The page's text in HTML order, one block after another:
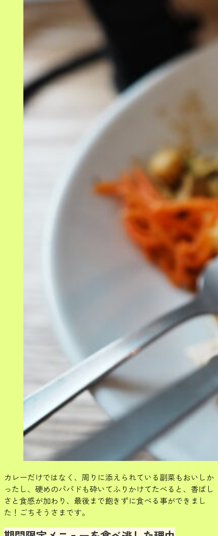
カレーだけではなく、周りに添えられている副菜もおいしか
ったし、硬めのパパドも砕いてふりかけてたべると、香ばし
さと食感が加わり、最後まで飽きずに食べる事ができまし
た！ごちそうさまです。